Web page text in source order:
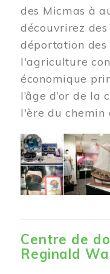
des Micmas à
découvrirez
déportation des
l'agriculture
économique
l’âge d’or de
l'ère du chemin
Centre de
Reginald